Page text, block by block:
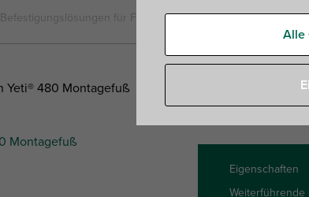
Befestigungslösungen für Flachdach­installationen»
Zur Montage |
Eigenschaften
Weiterführende
Alle